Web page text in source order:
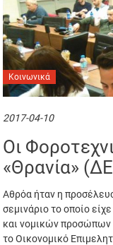
Κοινωνικά
2017-04-10
Οι
«θρανία»
Αθρόα ήταν η
σεμινάριο το οποίο
και νομικών προσώπων
το Οικονομικό